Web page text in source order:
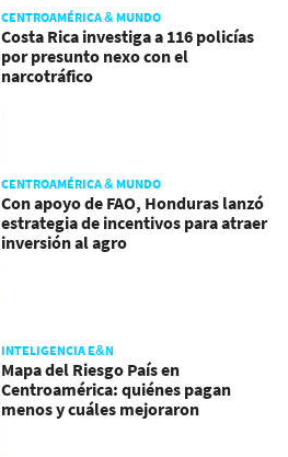
CENTROAMÉRICA & MUNDO
Costa Rica investiga a 116 policías
por presunto nexo con el
narcotráfico
CENTROAMÉRICA & MUNDO
Con apoyo de FAO, Honduras lanzó
estrategia de incentivos para atraer
inversión al agro
INTELIGENCIA E&N
Mapa del Riesgo País en
Centroamérica: quiénes pagan
menos y cuáles mejoraron